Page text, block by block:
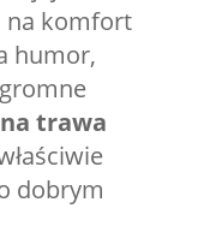
na komfort
humor,
trawa
dobrym